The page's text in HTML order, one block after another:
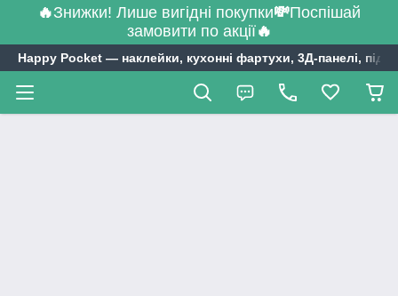
🔥Знижки! Лише вигідні покупки💸Поспішай
замовити по акції🔥
Happy Pocket ― наклейки, кухонні фартухи, 3Д-панелі,